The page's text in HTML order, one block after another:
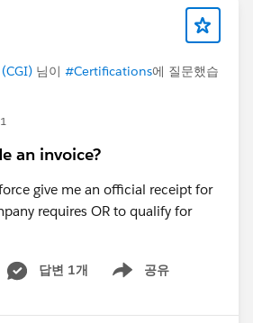
님이 #Certifications에 질문했습
an invoice?
give me an official receipt for
requires OR to qualify for
답변 1개 공유
Show menu